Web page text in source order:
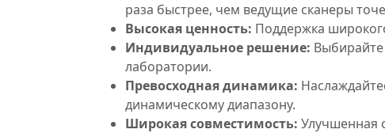
раза быстрее, чем ведущие сканеры
Высокая ценность: Поддержка
Индивидуальное решение:
лаборатории.
Превосходная динамика:
динамическому диапазону.
Широкая совместимость: Улучшенная